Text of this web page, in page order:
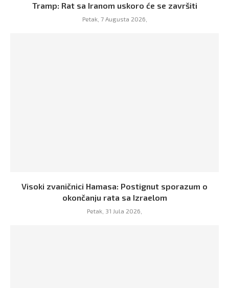
Tramp: Rat sa Iranom uskoro će se završiti
Petak, 7 Augusta 2026,
Visoki zvaničnici Hamasa: Postignut sporazum o
okončanju rata sa Izraelom
Petak, 31 Jula 2026,